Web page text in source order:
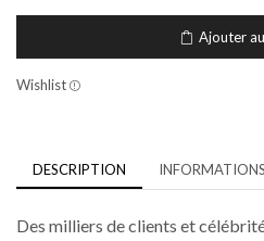
Ajouter
Wishlist
DESCRIPTION
Des milliers de clients et